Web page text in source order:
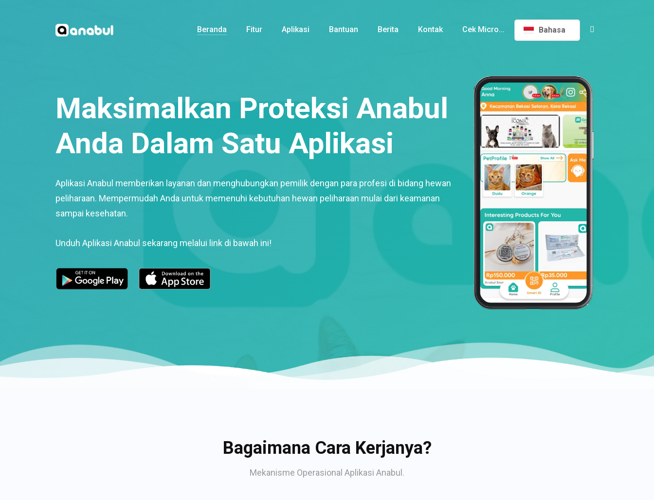
Beranda Fitur Aplikasi Bantuan Berita Kontak Cek Micro... Bahasa
Maksimalkan Proteksi Anabul
Anda Dalam Satu Aplikasi
Aplikasi Anabul memberikan layanan dan menghubungkan pemilik dengan para profesi di bidang hewan
peliharaan. Mempermudah Anda untuk memenuhi kebutuhan hewan peliharaan mulai dari keamanan
sampai kesehatan.
Unduh Aplikasi Anabul sekarang melalui link di bawah ini!
Bagaimana Cara Kerjanya?
Mekanisme Operasional Aplikasi Anabul.